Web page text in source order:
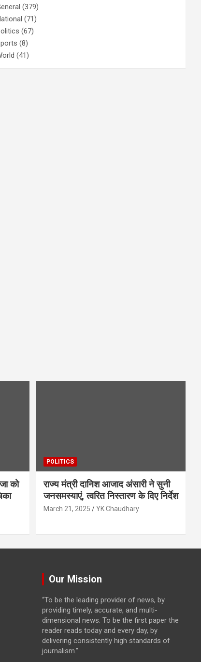
(379)
(71)
(67)
(8)
(41)
को
POLITICS
राज्य मंत्री दानिश आजाद अंसारी ने सुनी
जनसमस्याएं, त्वरित निस्तारण के दिए निर्देश
March 21, 2025 YK Chaudhary
Our Mission
“To be the leading provider of news, by
providing timely, accurate, and multi-
dimensional news. To be the first paper the
reader reads today and every day, by
delivering consistently high standards of
journalism.”